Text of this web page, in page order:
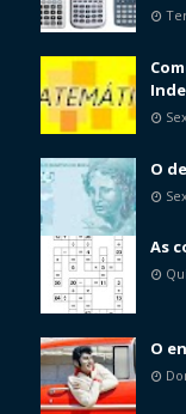
O
As
O